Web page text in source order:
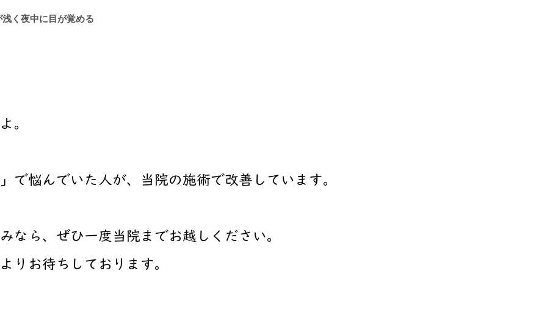
浅く夜中に目が覚める
。
で悩んでいた人が、当院の施術で改善しています。
なら、ぜひ一度当院までお越しください。
りお待ちしております。